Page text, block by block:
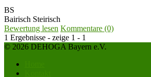
BS
Bairisch Steirisch
Bewertung lesen Kommentare (0)
1 Ergebnisse - zeige 1 - 1
© 2026 DEHOGA Bayern e.V.